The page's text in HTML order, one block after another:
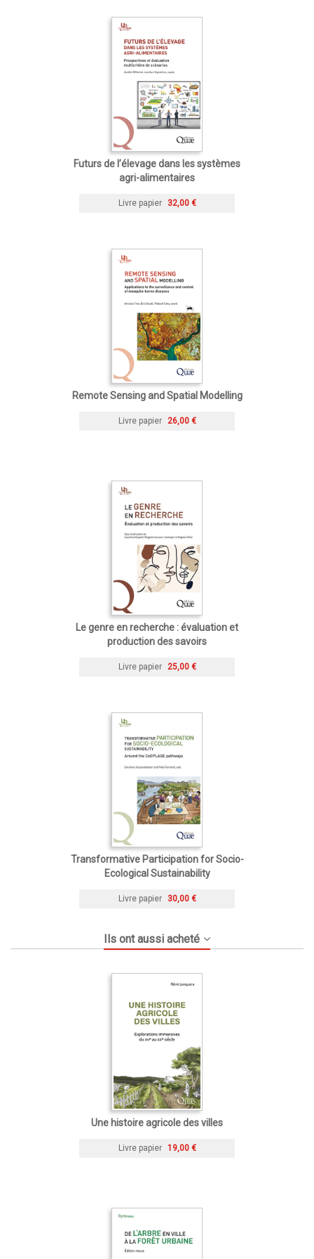
Futurs de l’élevage dans les systèmes
agri-alimentaires
Livre papier 32,00 €
Remote Sensing and Spatial Modelling
Livre papier 26,00 €
Le genre en recherche : évaluation et
production des savoirs
Livre papier 25,00 €
Transformative Participation for Socio-
Ecological Sustainability
Livre papier 30,00 €
Ils ont aussi acheté
Une histoire agricole des villes
Livre papier 19,00 €